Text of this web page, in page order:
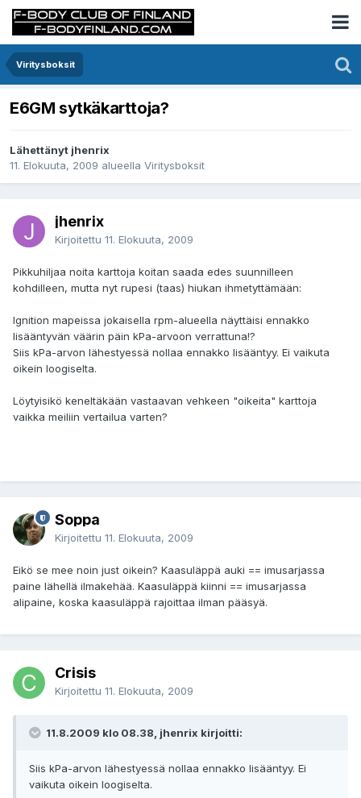
Viritysboksit
E6GM sytkäkarttoja?
Lähettänyt jhenrix
11. Elokuuta, 2009 alueella Viritysboksit
jhenrix
Kirjoitettu 11. Elokuuta, 2009
Pikkuhiljaa noita karttoja koitan saada edes suunnilleen
kohdilleen, mutta nyt rupesi (taas) hiukan ihmetyttämään:
Ignition mapeissa jokaisella rpm-alueella näyttäisi ennakko
lisääntyvän väärin päin kPa-arvoon verrattuna!?
Siis kPa-arvon lähestyessä nollaa ennakko lisääntyy. Ei vaikuta
oikein loogiselta.
Löytyisikö keneltäkään vastaavan vehkeen "oikeita" karttoja
vaikka meiliin vertailua varten?
Soppa
Kirjoitettu 11. Elokuuta, 2009
Eikö se mee noin just oikein? Kaasuläppä auki == imusarjassa
paine lähellä ilmakehää. Kaasuläppä kiinni == imusarjassa
alipaine, koska kaasuläppä rajoittaa ilman pääsyä.
Crisis
Kirjoitettu 11. Elokuuta, 2009
11.8.2009 klo 08.38, jhenrix kirjoitti:
Siis kPa-arvon lähestyessä nollaa ennakko lisääntyy. Ei
vaikuta oikein loogiselta.